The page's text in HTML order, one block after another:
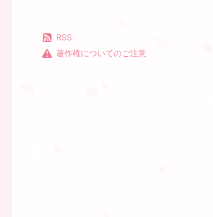
RSS
著作権についてのご注意